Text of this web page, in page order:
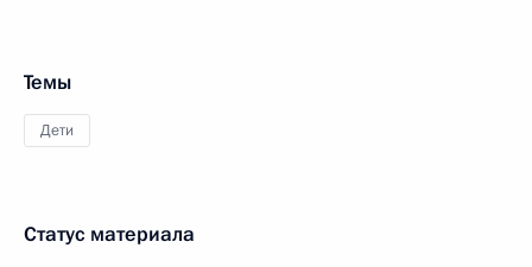
Темы
Дети
Статус материала